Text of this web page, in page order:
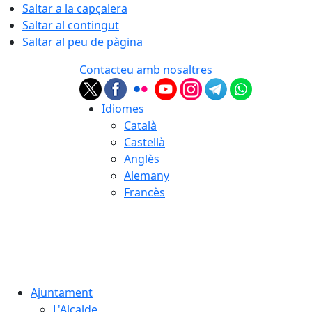
Saltar a la capçalera
Saltar al contingut
Saltar al peu de pàgina
Contacteu amb nosaltres
Idiomes
Català
Castellà
Anglès
Alemany
Francès
Ajuntament